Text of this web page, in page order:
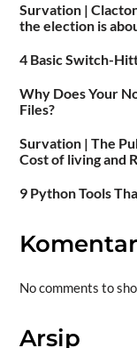
Survation |
the election is
4 Basic Switch-
Why Does Your
Files?
Survation | The
Cost of living and
9 Python Tools
No comments to
Arsip